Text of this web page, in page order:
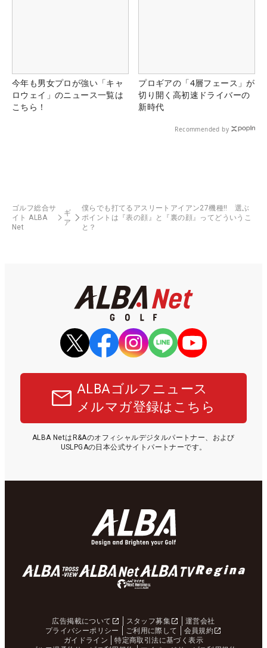
今年も男女プロが強い「キャ
ロウェイ」のニュース一覧は
こちら！
プロギアの「4層フェース」が
切り開く高初速ドライバーの
新時代
Recommended by
ゴルフ総合サ
イト ALBA
Net
ギ
ア
僕らでも打てるアスリートアイアン27機種‼ 選ぶ
ポイントは『表の顔』と『裏の顔』ってどういうこ
と？
ALBAゴルフニュース
メルマガ登録はこちら
ALBA NetはR&Aのオフィシャルデジタルパートナー、および
USLPGAの日本公式サイトパートナーです。
広告掲載について スタッフ募集
運営会社
プライバシーポリシー
ご利用に際して
会員規約
ガイドライン
特定商取引法に基づく表示